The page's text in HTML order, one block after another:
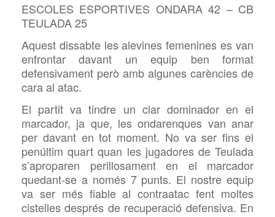
ESCOLES ESPORTIVES ONDARA 42 – CB
TEULADA 25
Aquest dissabte les alevines femenines es van
enfrontar davant un equip ben format
defensivament però amb algunes carències de
cara al atac.
El partit va tindre un clar dominador en el
marcador, ja que, les ondarenques van anar
per davant en tot moment. No va ser fins el
penúltim quart quan les jugadores de Teulada
s’aproparen perillosament en el marcador
quedant-se a només 7 punts. El nostre equip
va ser més fiable al contraatac fent moltes
cistelles després de recuperació defensiva. En